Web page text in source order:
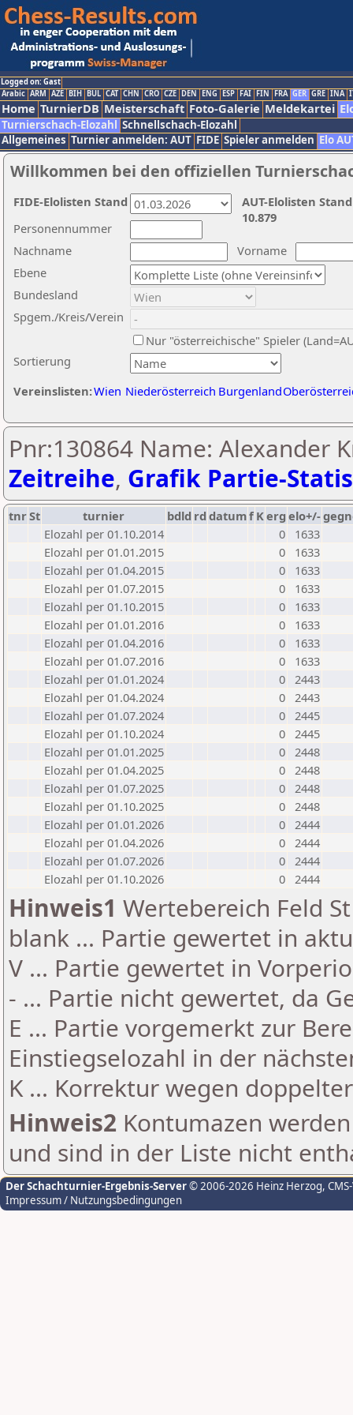
Logged on: Gast
Arabic ARM AZE BIH BUL CAT CHN CRO CZE DEN ENG ESP FAI FIN FRA GER GRE INA
Home TurnierDB Meisterschaft Foto-Galerie Meldekartei
Turnierschach-Elozahl Schnellschach-Elozahl
Allgemeines Turnier anmelden: AUT FIDE Spieler anmelden Elo
Willkommen bei den offiziellen
Nachname
Vorname
Ebene
Sortierung
Personennummer
Bundesland
Spgem./Kreis/Verein
Nur "österreichische" Spieler
Vereinslisten:Wien Niederösterreich Burgenland
AUT-Elolisten
10.879
FIDE-Elolisten Stand
Pnr:130864 Name: Alexander
Zeitreihe, Grafik Partie-
tnrSt turnier bdld rd datumf Kerg elo+/-
Elozahl per 01.10.2014
0
1633
Elozahl per 01.01.2015
0
1633
Elozahl per 01.04.2015
0
1633
Elozahl per 01.07.2015
0
1633
Elozahl per 01.10.2015
0
1633
Elozahl per 01.01.2016
0
1633
Elozahl per 01.04.2016
0
1633
Elozahl per 01.07.2016
0
1633
Elozahl per 01.01.2024
0 2443
Elozahl per 01.04.2024
0 2443
Elozahl per 01.07.2024
0 2445
Elozahl per 01.10.2024
0 2445
Elozahl per 01.01.2025
0 2448
Elozahl per 01.04.2025
0 2448
Elozahl per 01.07.2025
0 2448
Elozahl per 01.10.2025
0 2448
Elozahl per 01.01.2026
0 2444
Elozahl per 01.04.2026
0 2444
Elozahl per 01.07.2026
0 2444
Elozahl per 01.10.2026
0 2444
Hinweis1 Wertebereich Feld
blank ... Partie gewertet in
V ... Partie gewertet in
- ... Partie nicht gewertet, da
E ... Partie vorgemerkt zur
Einstiegselozahl in der
K ... Korrektur wegen
Hinweis2 Kontumazen
und sind in der Liste nicht
Der Schachturnier-Ergebnis-Server© 2006-2026 Heinz Herzog,
Impressum / Nutzungsbedingungen